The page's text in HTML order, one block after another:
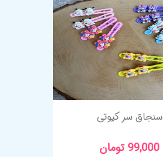
سنجاق سر کیوتی
99,000 تومان